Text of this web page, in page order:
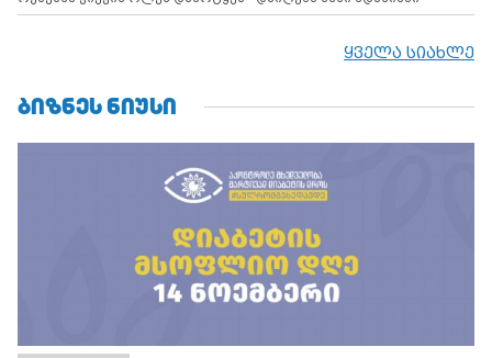
ყველა სიახლე
ᲑᲘᲖᲜᲔᲡ ᲜᲘᲣᲡᲘ